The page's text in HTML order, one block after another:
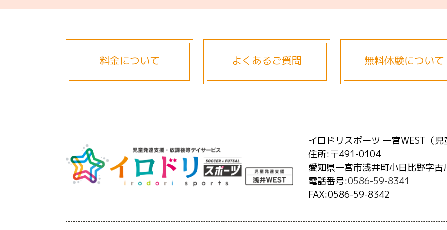
料金について よくあるご質問 無料体験について
イロドリスポーツ 一宮WEST （
住所:〒491-0104
愛知県一宮市浅井町小日比野字
電話番号:0586-59-8341
FAX:0586-59-8342